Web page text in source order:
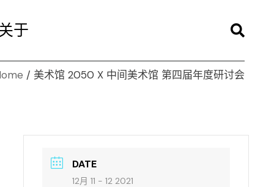
于
美术馆 2050 X 中间美术馆 第四届年度研讨会
DATE
12月 11 - 12 2021